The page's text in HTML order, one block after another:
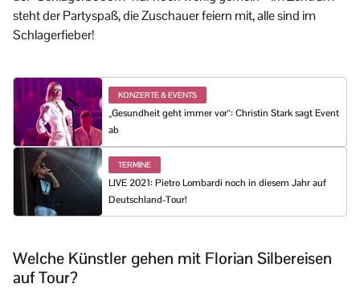
steht der Partyspaß, die Zuschauer feiern mit, alle sind im
Schlagerfieber!
KONZERTE & EVENTS
„Gesundheit geht immer vor“: Christin Stark sagt Event
ab
TERMINE
LIVE 2021: Pietro Lombardi noch in diesem Jahr auf
Deutschland-Tour!
Welche Künstler gehen mit Florian Silbereisen
auf Tour?